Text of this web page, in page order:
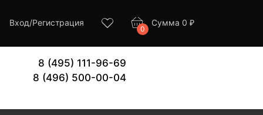
Вход/Регистрация
0
Сумма 0 ₽
8 (495) 111-96-69
8 (496) 500-00-04